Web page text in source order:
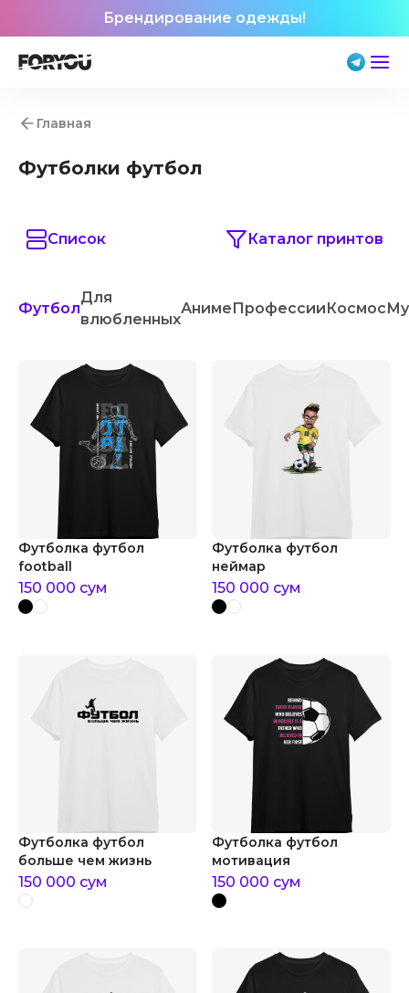
Брендирование одежды!
Главная
Футболки футбол
Список Каталог принтов
Футбол
Для
влюбленных
АнимеПрофессииКосмос
Футболка футбол
football
150 000 сум
Футболка футбол
неймар
150 000 сум
Футболка футбол
больше чем жизнь
150 000 сум
Футболка футбол
мотивация
150 000 сум